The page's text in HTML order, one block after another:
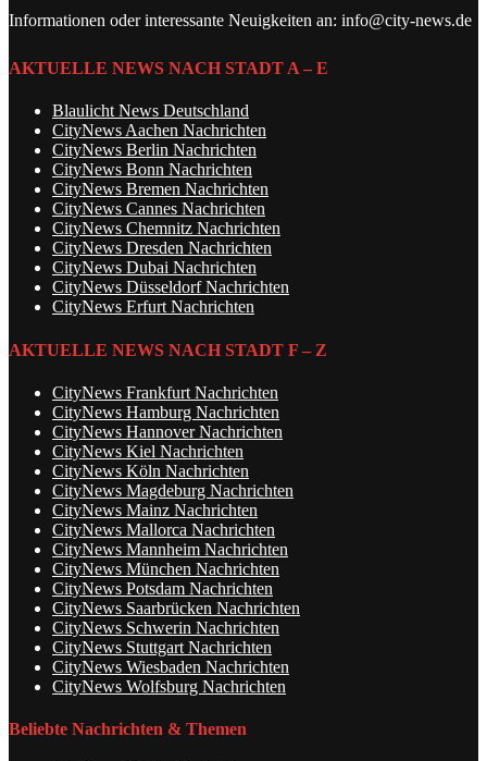
Informationen oder interessante Neuigkeiten an: info@city-news.de
AKTUELLE NEWS NACH STADT A – E
Blaulicht News Deutschland
CityNews Aachen Nachrichten
CityNews Berlin Nachrichten
CityNews Bonn Nachrichten
CityNews Bremen Nachrichten
CityNews Cannes Nachrichten
CityNews Chemnitz Nachrichten
CityNews Dresden Nachrichten
CityNews Dubai Nachrichten
CityNews Düsseldorf Nachrichten
CityNews Erfurt Nachrichten
AKTUELLE NEWS NACH STADT F – Z
CityNews Frankfurt Nachrichten
CityNews Hamburg Nachrichten
CityNews Hannover Nachrichten
CityNews Kiel Nachrichten
CityNews Köln Nachrichten
CityNews Magdeburg Nachrichten
CityNews Mainz Nachrichten
CityNews Mallorca Nachrichten
CityNews Mannheim Nachrichten
CityNews München Nachrichten
CityNews Potsdam Nachrichten
CityNews Saarbrücken Nachrichten
CityNews Schwerin Nachrichten
CityNews Stuttgart Nachrichten
CityNews Wiesbaden Nachrichten
CityNews Wolfsburg Nachrichten
Beliebte Nachrichten & Themen